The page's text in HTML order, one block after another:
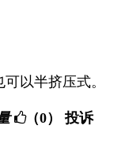
以半挤压式。
（0） 投诉